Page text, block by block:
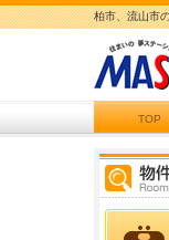
柏市、流山市
TOP